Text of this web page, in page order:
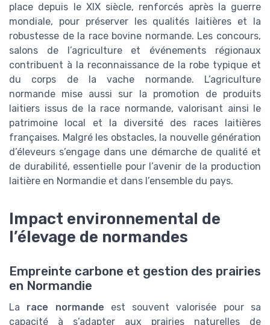
place depuis le XIX siècle, renforcés après la guerre
mondiale, pour préserver les qualités laitières et la
robustesse de la race bovine normande. Les concours,
salons de l’agriculture et événements régionaux
contribuent à la reconnaissance de la robe typique et
du corps de la vache normande. L’agriculture
normande mise aussi sur la promotion de produits
laitiers issus de la race normande, valorisant ainsi le
patrimoine local et la diversité des races laitières
françaises. Malgré les obstacles, la nouvelle génération
d’éleveurs s’engage dans une démarche de qualité et
de durabilité, essentielle pour l’avenir de la production
laitière en Normandie et dans l’ensemble du pays.
Impact environnemental de
l’élevage de normandes
Empreinte carbone et gestion des prairies
en Normandie
La race normande est souvent valorisée pour sa
capacité à s’adapter aux prairies naturelles de